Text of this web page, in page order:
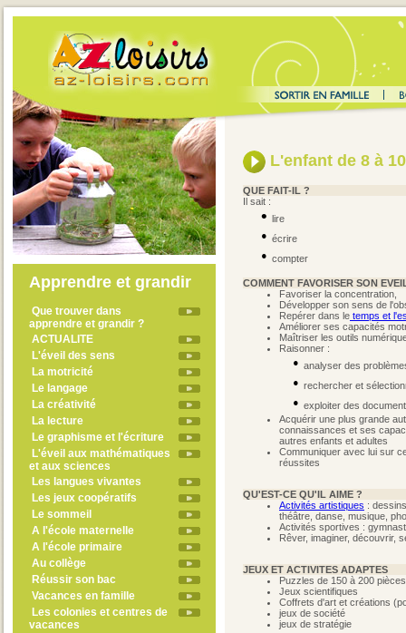
Apprendre et grandir
Que trouver dans
apprendre et grandir ?
ACTUALITE
L'éveil des sens
La motricité
Le langage
La créativité
La lecture
Le graphisme et l'écriture
L'éveil aux mathématiques
et aux sciences
Les langues vivantes
Les jeux coopératifs
Le sommeil
A l'école maternelle
A l'école primaire
Au collège
Réussir son bac
Vacances en famille
Les colonies et centres de
vacances
L'enfant de 8 à
QUE FAIT-IL ?
Il sait :
• lire
• écrire
• compter
COMMENT FAVORISER SON
Favoriser la concentration,
Développer son sens de
Repérer dans le temps et
Améliorer ses capacités
Maîtriser les outils
Raisonner :
• analyser des
• rechercher et
• exploiter des
Acquérir une plus grande
connaissances et ses
autres enfants et adultes
Communiquer avec lui sur
réussites
QU'EST-CE QU'IL AIME ?
Activités artistiques :
théâtre, danse, musique,
Activités sportives :
Rêver, imaginer, découvrir,
JEUX ET ACTIVITES ADAPTES
Puzzles de 150 à 200 pièces
Jeux scientifiques
Coffrets d'art et créations
jeux de société
jeux de stratégie